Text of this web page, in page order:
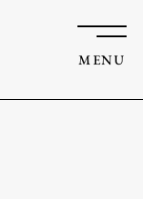
MENU